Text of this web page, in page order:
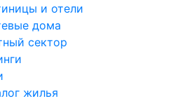
и отели
дома
сектор
жилья